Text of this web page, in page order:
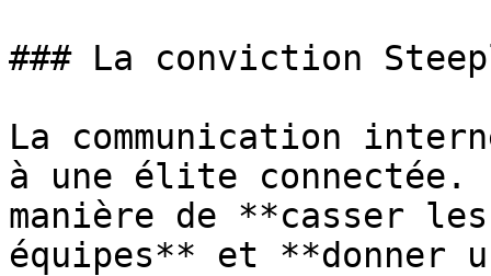
### La conviction
La communication
à une élite
manière de **casser
équipes** et **donner